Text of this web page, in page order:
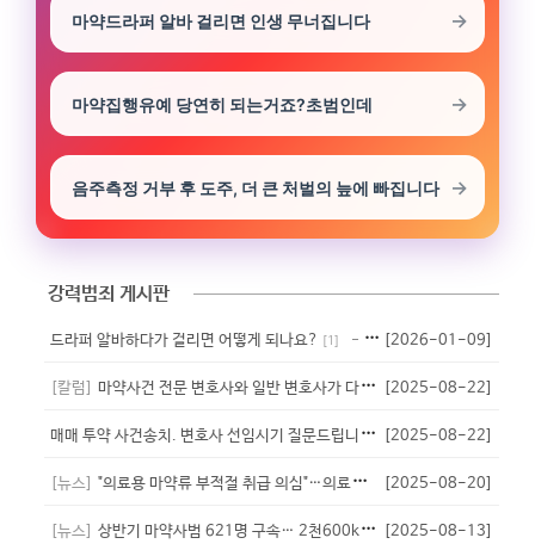
마약드라퍼 알바 걸리면 인생 무너집니다
마약집행유예 당연히 되는거죠?초범인데
음주측정 거부 후 도주, 더 큰 처벌의 늪에 빠집니다
강력범죄 게시판
드라퍼 알바하다가 걸리면 어떻게 되나요? [1 ] - 익명 [2026-01-09]
[칼럼] 마약사건 전문 변호사와 일반 변호사가 다른 이유 [1] - 법무법인 대청
[2025-08-22]
매
매 투약 사건송치. 변호사 선임시기 질문드립니다. 3] - 특별시
[2025-08-22]
[뉴스] "의료용 마약류 부적절 취급 의심"…의료기관 60곳 점검 - 비서실장
[2025-08-20]
[뉴스] 상반기 마약사범 621명 구속… 2천600kg 압수 - 비서실장
[2025-08-13]